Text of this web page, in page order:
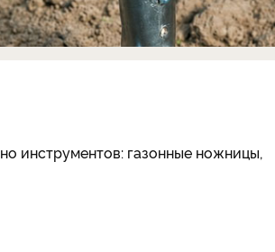
инструментов: газонные ножницы,